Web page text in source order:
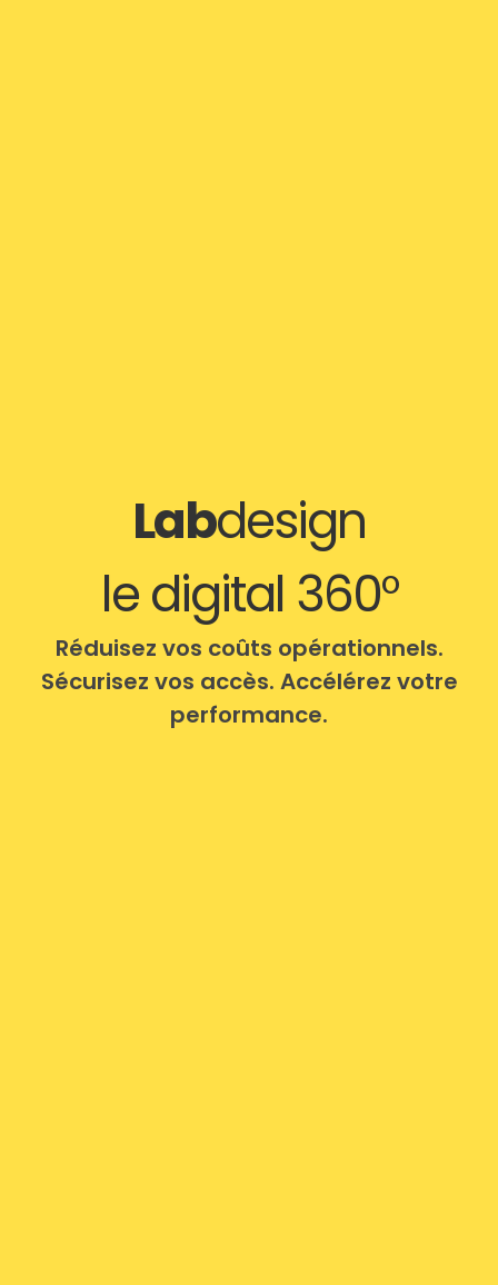
Labdesign
le digital 360°
Réduisez vos coûts opérationnels.
Sécurisez vos accès. Accélérez votre
performance.